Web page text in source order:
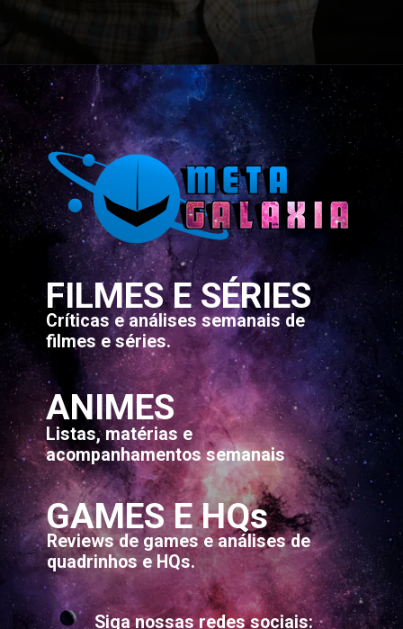
Opening
FILMES E SÉRIES
Críticas e análises semanais de
filmes e séries.
ANIMES
Listas, matérias e
acompanhamentos semanais
GAMES E HQs
Reviews de games e análises de
quadrinhos e HQs.
Siga nossas redes sociais: